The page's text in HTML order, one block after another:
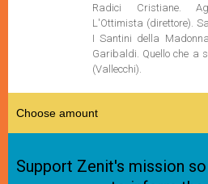
Radici Cristiane.
L'Ottimista (direttore).
I Santini della
Garibaldi. Quello che a
(Vallecchi).